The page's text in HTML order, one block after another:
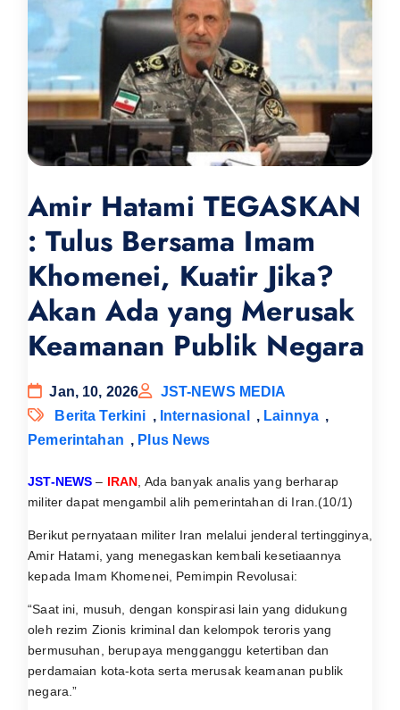
Amir Hatami TEGASKAN
: Tulus Bersama Imam
Khomenei, Kuatir Jika?
Akan Ada yang Merusak
Keamanan Publik Negara
Jan, 10, 2026
JST-NEWS MEDIA
Berita Terkini , Internasional , Lainnya ,
Pemerintahan , Plus News
JST-NEWS– IRAN , Ada banyak analis yang berharap
militer dapat mengambil alih pemerintahan di Iran.(10/1)
Berikut pernyataan militer Iran melalui jenderal tertingginya,
Amir Hatami, yang menegaskan kembali kesetiaannya
kepada Imam Khomenei, Pemimpin Revolusai:
“Saat ini, musuh, dengan konspirasi lain yang didukung
oleh rezim Zionis kriminal dan kelompok teroris yang
bermusuhan, berupaya mengganggu ketertiban dan
perdamaian kota-kota serta merusak keamanan publik
negara.”